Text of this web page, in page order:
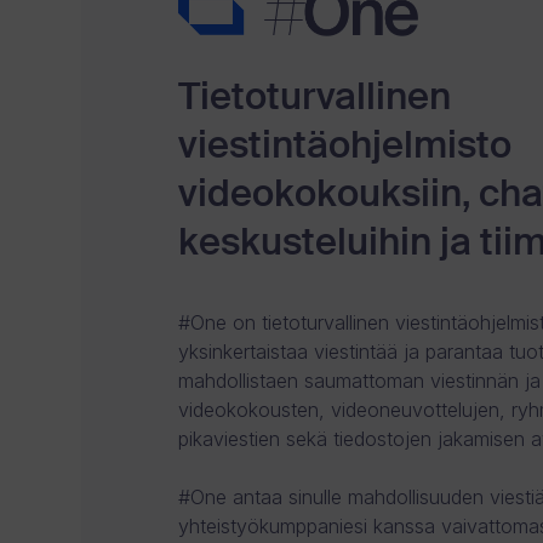
to
yrityksill
e.
Viesti ja
tee
yhteist
yötä
Tietoturvallinen
viestintäohjelmisto
videokokouksiin,
keskusteluihin ja
#One on tietoturvallinen
yksinkertaistaa viestintää ja parantaa
mahdollistaen saumattoman viestinnän
videokokousten, videoneuvottelujen,
pikaviestien sekä tiedostojen jakamisen
#One antaa sinulle mahdollisuuden
yhteistyökumppaniesi kanssa